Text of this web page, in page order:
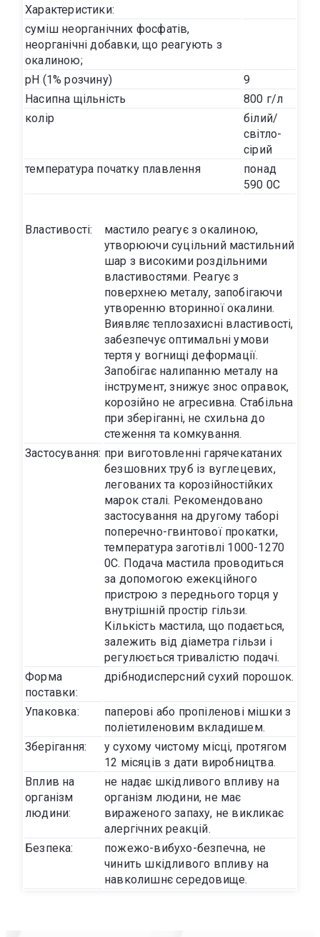
Характеристики:
суміш неорганічних фосфатів,
неорганічні добавки, що реагують з
окалиною;
pH (1% розчину)
9
Насипна щільність
800 г/л
колір
білий/
світло-
сірий
температура початку плавлення
понад
590 0С
Властивості:
мастило реагує з окалиною,
утворюючи суцільний мастильний
шар з високими роздільними
властивостями. Реагує з
поверхнею металу, запобігаючи
утворенню вторинної окалини.
Виявляє теплозахисні властивості,
забезпечує оптимальні умови
тертя у вогнищі деформації.
Запобігає налипанню металу на
інструмент, знижує знос оправок,
корозійно не агресивна. Стабільна
при зберіганні, не схильна до
стеження та комкування.
Застосування: при виготовленні гарячекатаних
безшовних труб із вуглецевих,
легованих та корозійностійких
марок сталі. Рекомендовано
застосування на другому таборі
поперечно-гвинтової прокатки,
температура заготівлі 1000-1270
0С. Подача мастила проводиться
за допомогою ежекційного
пристрою з переднього торця у
внутрішній простір гільзи.
Кількість мастила, що подається,
залежить від діаметра гільзи і
регулюється тривалістю подачі.
Форма
поставки:
дрібнодисперсний сухий порошок.
Упаковка:
паперові або пропіленові мішки з
поліетиленовим вкладишем.
Зберігання:
у сухому чистому місці, протягом
12 місяців з дати виробництва.
Вплив на
організм
людини:
не надає шкідливого впливу на
організм людини, не має
вираженого запаху, не викликає
алергічних реакцій.
Безпека:
пожежо-вибухо-безпечна, не
чинить шкідливого впливу на
навколишнє середовище.